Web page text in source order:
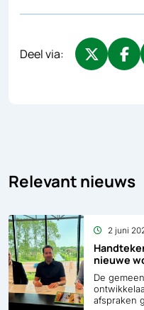
Deel via:
Relevant nieuws
nieuwe
2 juni
De
afspraken